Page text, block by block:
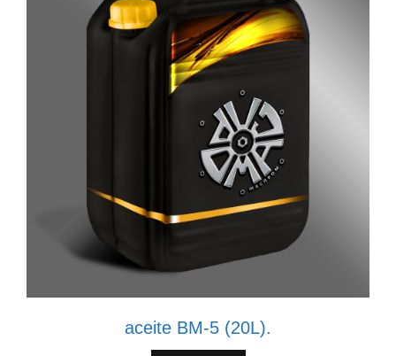
aceite BM-5 (20L).